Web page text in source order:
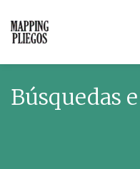
Búsquedas